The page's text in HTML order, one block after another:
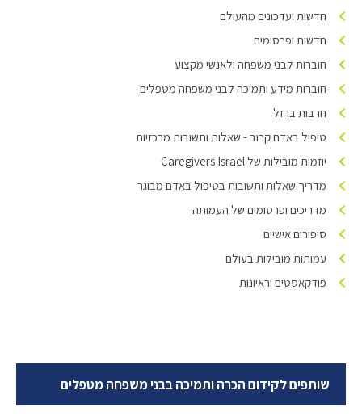
חדשות ועדכונים מהעולם
חדשות ופרסומים
חוברות לבני משפחה ולאנשי מקצוע
חוברות מידע ותמיכה לבני משפחה מטפלים
חרבות ברזל
טיפול באדם קרוב - שאלות ותשובות מרכזיות
יוזמות מובילות של Caregivers Israel
מדריך שאלות ותשובות בטיפול באדם מבוגר
מדריכים ופרסומים של העמותה
סיפורים אישיים
עמותות מובילות בעולם
פודקאסטים וראיונות
שותפים לקידום הכרה ותמיכה בבני משפחה מטפלים